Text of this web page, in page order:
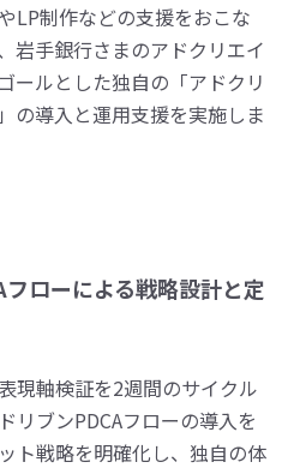
LP制作などの支援をおこな
岩手銀行さまのアドクリエイ
ールとした独自の「アドクリ
の導入と運用支援を実施しま
ローによる戦略設計と定
現軸検証を2週間のサイクル
リブンPDCAフローの導入を
ト戦略を明確化し、独自の体